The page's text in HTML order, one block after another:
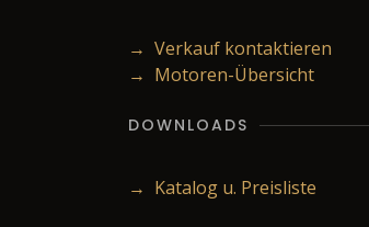
→ Verkauf kontaktieren
→ Motoren-Übersicht
DOWNLOADS
→ Katalog u. Preisliste